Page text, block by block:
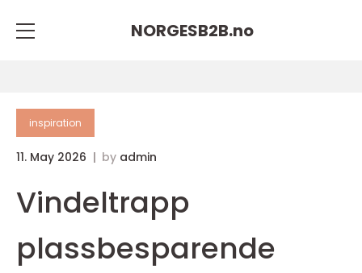
NORGESB2B.no
inspiration
11. May 2026 by admin
Vindeltrapp
plassbesparende